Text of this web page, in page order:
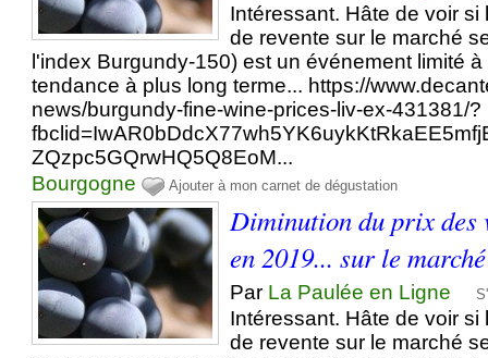
Intéressant. Hâte de voir
de revente sur le marché
l'index Burgundy-150) est un événement limité
tendance à plus long terme... https://
news/burgundy-fine-wine-prices-liv-ex-431381/?
ZQzpc5GQrwHQ5Q8EoM...
Bourgogne
Ajouter à mon carnet de dégustation
Diminution du prix des
en 2019... sur le
Par La Paulée en Ligne
Intéressant. Hâte de voir
de revente sur le marché